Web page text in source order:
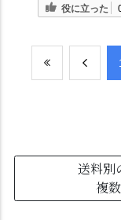
役に立った
送料別
複